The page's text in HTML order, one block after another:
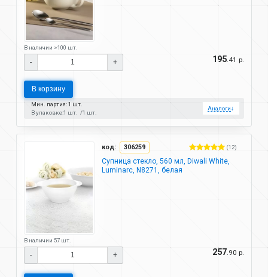
В наличии >100 шт.
- + 195.41 р.
В корзину
Мин. партия: 1 шт.
В упаковке:1 шт. 1 шт.
Аналоги↓
код: 306259 (12)
Супница стекло, 560 мл, Diwali White,
Luminarc, N8271, белая
В наличии 57 шт.
- + 257.90 р.